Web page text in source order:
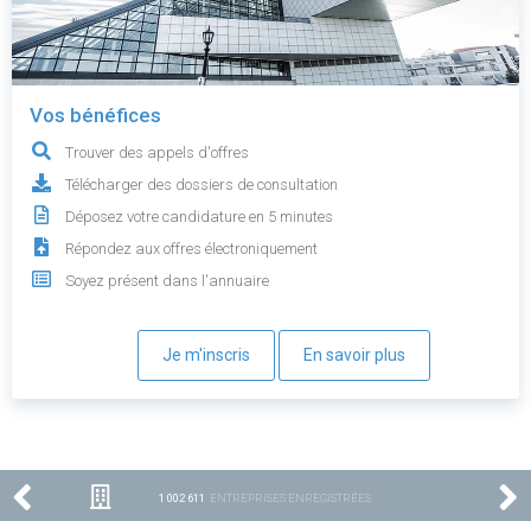
Vos bénéfices
Trouver des appels d'offres
Télécharger des dossiers de consultation
Déposez votre candidature en 5 minutes
Répondez aux offres électroniquement
Soyez présent dans l'annuaire
Je m'inscris En savoir plus
1 002 611 ENTREPRISES ENREGISTRÉES